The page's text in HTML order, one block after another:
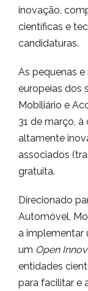
inovação,
científicas e
candidaturas.
As pequenas e
europeias dos
Mobiliário e
31 de março,
altamente
associados
gratuita.
Direcionado
Automóvel,
a implementar
um Open
entidades
para facilitar e